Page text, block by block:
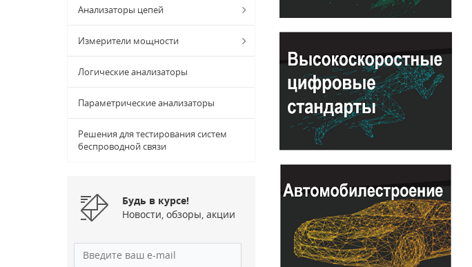
Анализаторы цепей
Измерители мощности
Логические анализаторы
Параметрические анализаторы
Решения для тестирования систем
беспроводной связи
Будь в курсе!
Новости, обзоры, акции